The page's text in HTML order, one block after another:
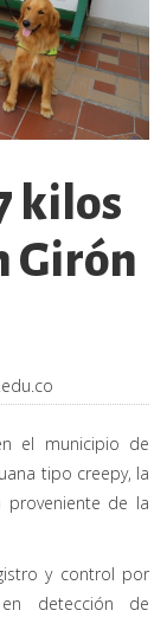
kilos
Girón
el municipio de
tipo creepy, la
proveniente de la
y control por
detección de